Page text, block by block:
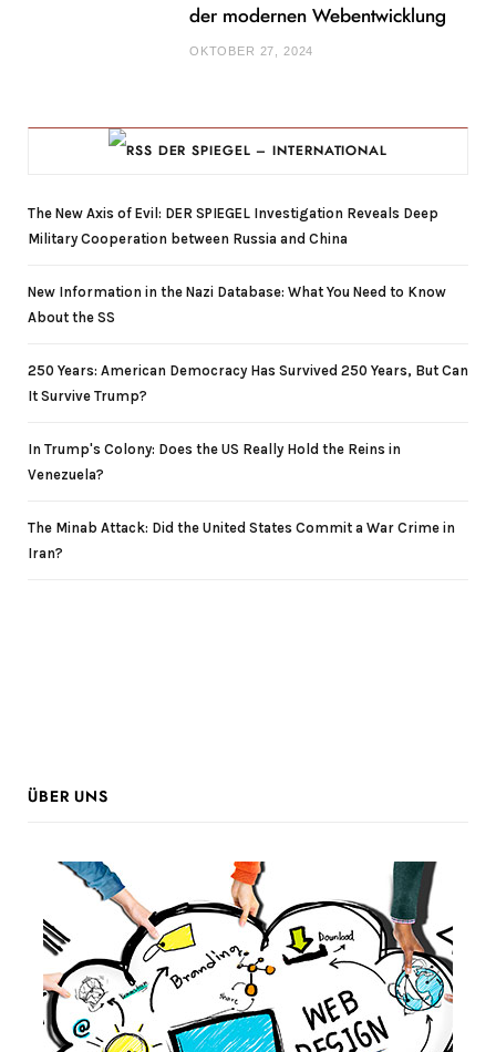
der modernen Webentwicklung
OKTOBER 27, 2024
DER SPIEGEL – INTERNATIONAL
The New Axis of Evil: DER SPIEGEL Investigation Reveals Deep
Military Cooperation between Russia and China
New Information in the Nazi Database: What You Need to Know
About the SS
250 Years: American Democracy Has Survived 250 Years, But Can
It Survive Trump?
In Trump's Colony: Does the US Really Hold the Reins in
Venezuela?
The Minab Attack: Did the United States Commit a War Crime in
Iran?
ÜBER UNS